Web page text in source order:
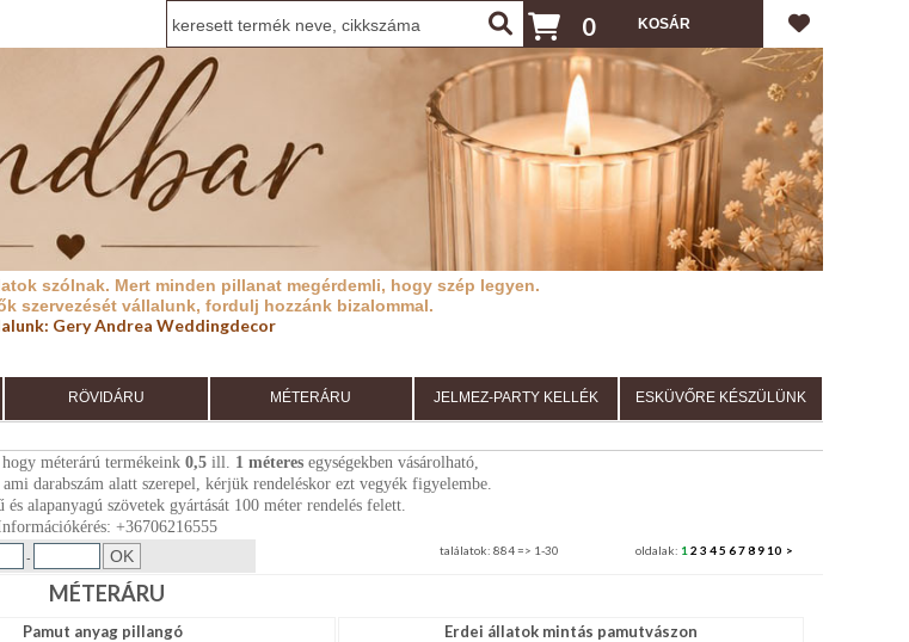
0
szólnak. Mert minden pillanat megérdemli, hogy szép legyen.
szervezését vállalunk, fordulj hozzánk bizalommal.
Gery Andrea Weddingdecor
RÖVIDÁRU MÉTERÁRU JELMEZ-PARTY KELLÉK ESKÜVŐRE KÉSZÜLÜNK
méterárú termékeink 0,5 ill. 1 méteres egységekben vásárolható,
darabszám alatt szerepel, kérjük rendeléskor ezt vegyék figyelembe.
alapanyagú szövetek gyártását 100 méter rendelés felett.
+36706216555
- oldalak: 1 2 3 45 6789 10 >
találatok: 884 => 1-30
MÉTERÁRU
Pamut anyag pillangó Erdei állatok mintás pamutvászon